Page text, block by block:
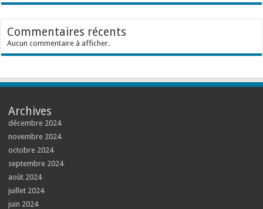
Commentaires récents
Aucun commentaire à afficher.
Archives
décembre 2024
novembre 2024
octobre 2024
septembre 2024
août 2024
juillet 2024
juin 2024